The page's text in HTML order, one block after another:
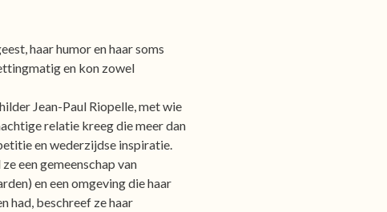
haar humor en haar soms
en kon zowel
Jean-Paul Riopelle, met wie
relatie kreeg die meer dan
en wederzijdse inspiratie.
een gemeenschap van
en een omgeving die haar
had, beschreef ze haar